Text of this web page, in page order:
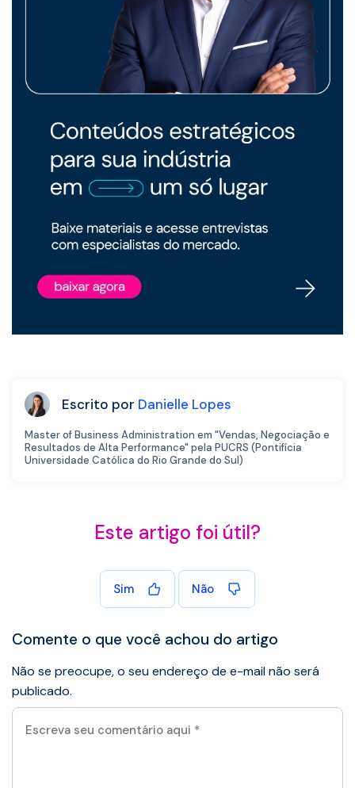
Escrito por Danielle Lopes
Master of Business Administration em "Vendas, Negociação e
Resultados de Alta Performance" pela PUCRS (Pontifícia
Universidade Católica do Rio Grande do Sul)
Este artigo foi útil?
Sim Não
Comente o que você achou do artigo
Não se preocupe, o seu endereço de e-mail não será
publicado.
Escreva
seu